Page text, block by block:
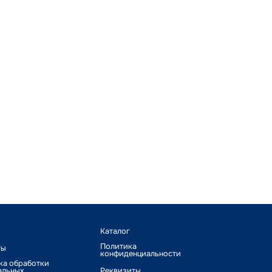
обработки
Каталог
Политика
конфиденциальности